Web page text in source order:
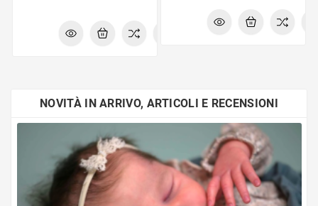
NOVITÀ IN ARRIVO, ARTICOLI E RECENSIONI